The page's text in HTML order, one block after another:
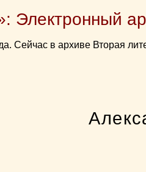
Электронный
Сейчас в архиве Вторая